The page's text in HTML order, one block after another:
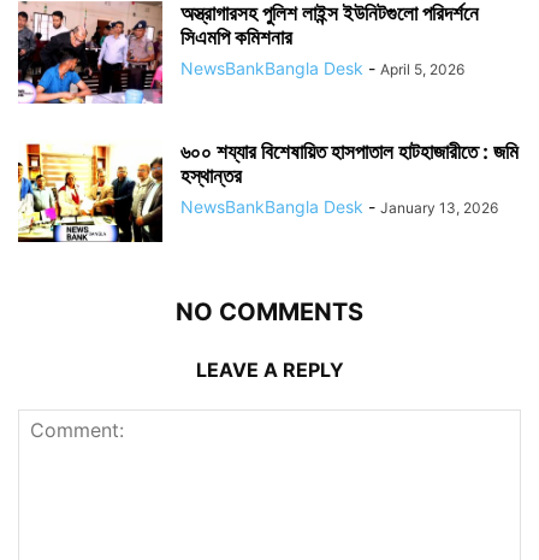
অস্ত্রাগারসহ পুলিশ লাইন্স ইউনিটগুলো পরিদর্শনে
সিএমপি কমিশনার
NewsBankBangla Desk - April 5, 2026
৬০০ শয্যার বিশেষায়িত হাসপাতাল হাটহাজারীতে : জমি
হস্থান্তর
NewsBankBangla Desk - January 13, 2026
NO COMMENTS
LEAVE A REPLY